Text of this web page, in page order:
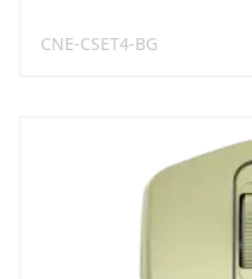
CNE-CSET4-BG